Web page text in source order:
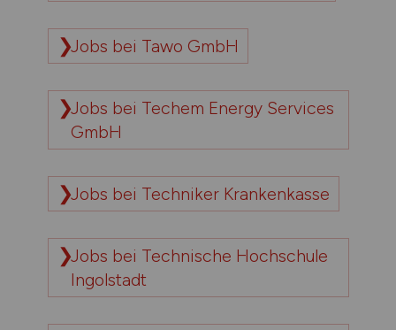
Jobs bei Tawo GmbH
Jobs bei Techem Energy Services
GmbH
Jobs bei Techniker Krankenkasse
Jobs bei Technische Hochschule
Ingolstadt